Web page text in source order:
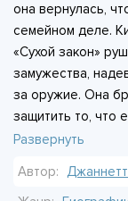
она вернулась,
семейном деле.
«Сухой закон»
замужества,
за оружие. Она
защитить то, что
из стекла»,
которая решает
Развернуть
Автор: